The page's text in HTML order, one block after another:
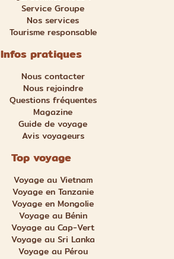
Service Groupe
Nos services
Tourisme responsable
Infos pratiques
Nous contacter
Nous rejoindre
Questions fréquentes
Magazine
Guide de voyage
Avis voyageurs
Top voyage
Voyage au Vietnam
Voyage en Tanzanie
Voyage en Mongolie
Voyage au Bénin
Voyage au Cap-Vert
Voyage au Sri Lanka
Voyage au Pérou